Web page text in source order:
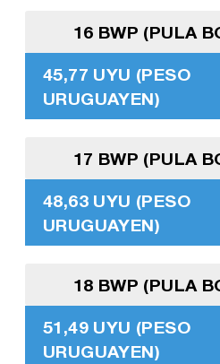
16 BWP (PULA
45,77 UYU (PESO
URUGUAYEN)
17 BWP (PULA
48,63 UYU (PESO
URUGUAYEN)
18 BWP (PULA
51,49 UYU (PESO
URUGUAYEN)